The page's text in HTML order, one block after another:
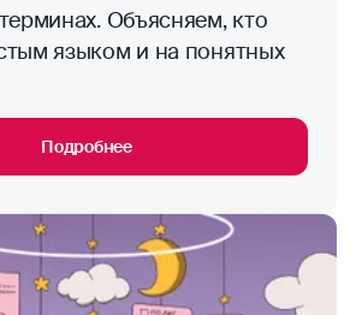
Объясняем, кто
языком и на понятных
Подробнее